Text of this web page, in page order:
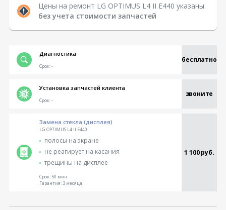
Цены на ремонт LG OPTIMUS L4 II E440 указаны
без учета стоимости запчастей
Диагностика
бесплатно
Срок:-
Установка запчастей клиента
звоните
Срок:-
Замена стекла (дисплея)
LG OPTIMUS L4 II E440
полосы на экране
не реагирует на касания
трещины на дисплее
1 100 руб.
Срок:50 мин
Гарантия:3 месяца